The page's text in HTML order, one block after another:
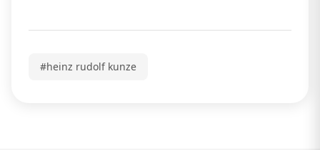
#heinz rudolf kunze